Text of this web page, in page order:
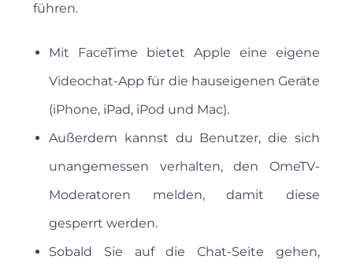
führen.
Mit FaceTime bietet Apple eine eigene
Videochat-App für die hauseigenen Geräte
(iPhone, iPad, iPod und Mac).
Außerdem kannst du Benutzer, die sich
unangemessen verhalten, den OmeTV-
Moderatoren melden, damit diese
gesperrt werden.
Sobald Sie auf die Chat-Seite gehen,